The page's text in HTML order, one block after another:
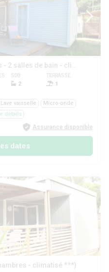
(Cottage 2 chambres - 2 salles de bain - climatisé ****)
SDB
2
TERRASSE
1
Lave vaisselle
Micro-onde
détails
Assurance disponible
dates
- climatisé ***)